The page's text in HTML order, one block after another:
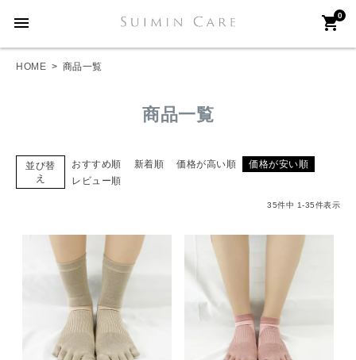
menu 0
shopping_cart
HOME 商品一覧
商品一覧
並び替
え
おすすめ順 新着順 価格が高い順
価格が安い順
レビュー順
35件中 1-35件表示